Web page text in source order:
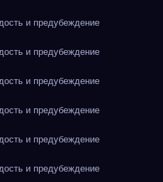
и предубеждение
и предубеждение
и предубеждение
и предубеждение
и предубеждение
и предубеждение